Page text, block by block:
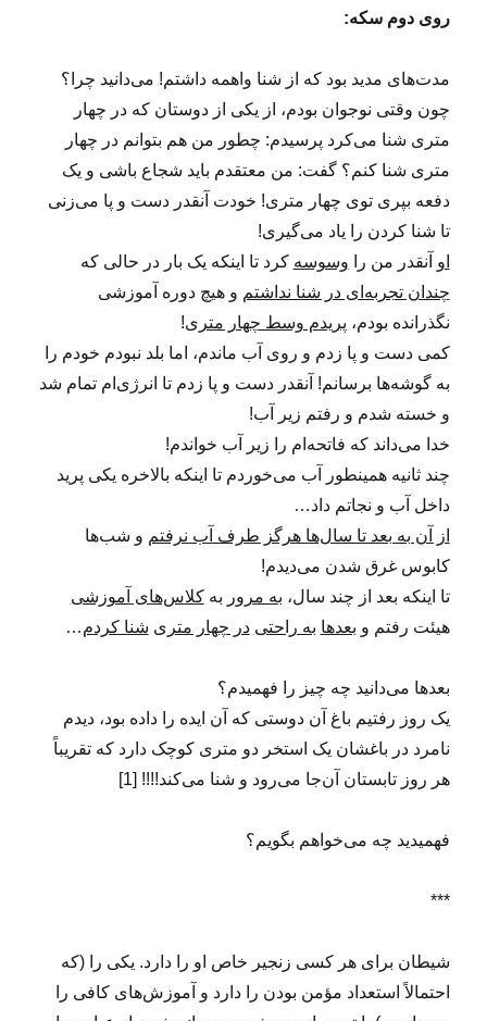
روی دوم سکه:
مدت‌های مدید بود که از شنا واهمه داشتم! می‌دانید چرا؟
چون وقتی نوجوان بودم، از یکی از دوستان که در چهار
متری شنا می‌کرد پرسیدم: چطور من هم بتوانم در چهار
متری شنا کنم؟ گفت: من معتقدم باید شجاع باشی و یک
دفعه بپری توی چهار متری! خودت آنقدر دست و پا می‌زنی
تا شنا کردن را یاد می‌گیری!
او آنقدر من را وسوسه کرد تا اینکه یک بار در حالی که
چندان تجربه‌ای در شنا نداشتم و هیچ دوره آموزشی
نگذرانده بودم، پریدم وسط چهار متری!
کمی دست و پا زدم و روی آب ماندم، اما بلد نبودم خودم را
به گوشه‌ها برسانم! آنقدر دست و پا زدم تا انرژی‌ام تمام شد
و خسته شدم و رفتم زیر آب!
خدا می‌داند که فاتحه‌ام را زیر آب خواندم!
چند ثانیه همینطور آب می‌خوردم تا اینکه بالاخره یکی پرید
داخل آب و نجاتم داد…
از آن به بعد تا سال‌ها هرگز طرف آب نرفتم و شب‌ها
کابوس غرق شدن می‌دیدم!
تا اینکه بعد از چند سال، به مرور بهکلاس‌های آموزشی
هیئت رفتم و بعدها به راحتی در چهار متری شنا کردم…
بعدها می‌دانید چه چیز را فهمیدم؟
یک روز رفتیم باغ آن دوستی که آن ایده را داده بود، دیدم
نامرد در باغشان یک استخر دو متری کوچک دارد که تقریباً
هر روز تابستان آن‌جا می‌رود و شنا می‌کند!!!! [1]
فهمیدید چه می‌خواهم بگویم؟
***
شیطان برای هر کسی زنجیر خاص او را دارد. یکی را (که
احتمالاً استعداد مؤمن بودن را دارد و آموزش‌های کافی را